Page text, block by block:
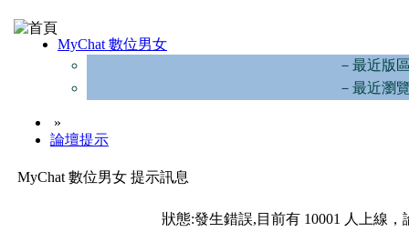
MyChat 數位男女
－最近版
－最近瀏
»
論壇提示
MyChat 數位男女 提示訊息
狀態:發生錯誤,目前有 10001 人上線